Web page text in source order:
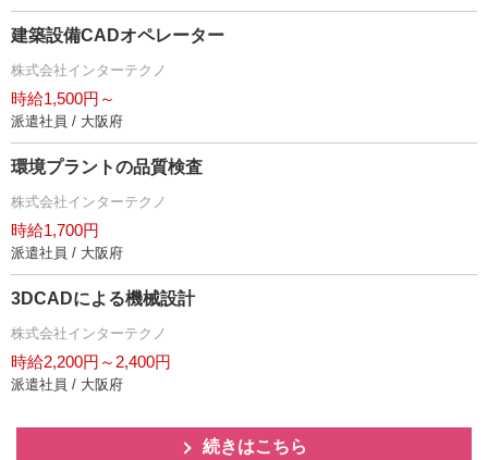
建築設備CADオペレーター
株式会社インターテクノ
時給1,500円～
派遣社員 / 大阪府
環境プラントの品質検査
株式会社インターテクノ
時給1,700円
派遣社員 / 大阪府
3DCADによる機械設計
株式会社インターテクノ
時給2,200円～2,400円
派遣社員 / 大阪府
続きはこちら